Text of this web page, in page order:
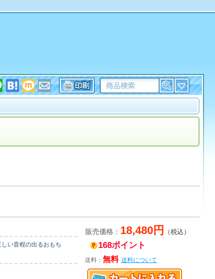
い音程の出るおもち
販売価格： 18,480円 （税込）
168ポイント
送料： 無料 送料について